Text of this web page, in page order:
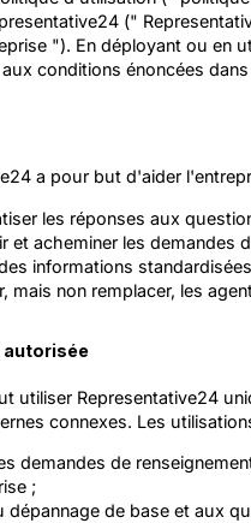
("
"). En déployant ou en
conditions énoncées
a pour but d'aider
les réponses aux
et acheminer les demandes
informations
mais non remplacer, les
autorisée
utiliser Representative24
connexes. Les
demandes de
;
dépannage de base et aux